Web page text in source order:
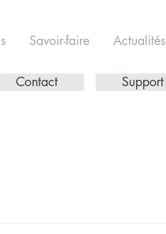
Savoir-faire Actualités
Contact Support